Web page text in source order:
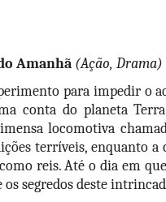
Amanhã (Ação, Drama)
para impedir o
conta do planeta
locomotiva
terríveis, enquanto a
reis. Até o dia em
os segredos deste